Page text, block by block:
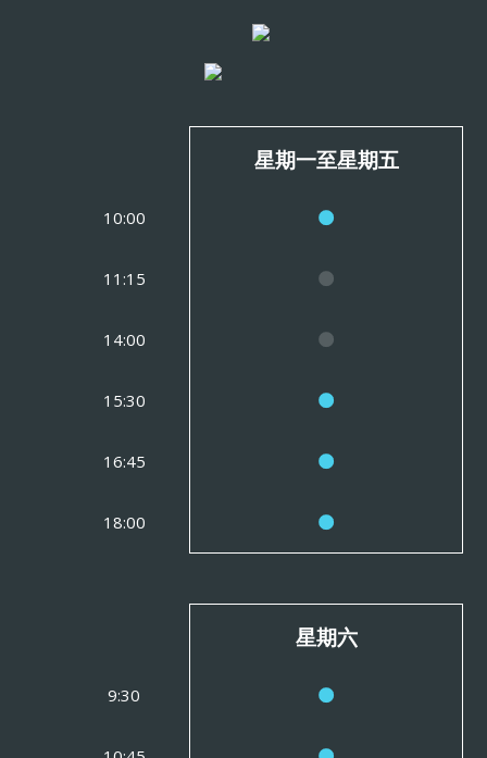
星期一至星期五
10:00
11:15
14:00
15:30
16:45
18:00
星期六
9:30